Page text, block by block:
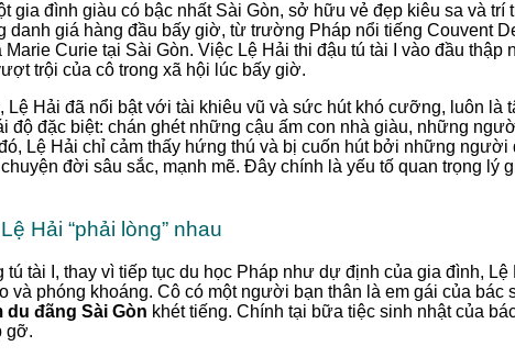
gia đình giàu có bậc nhất Sài Gòn, sở hữu vẻ đẹp kiêu sa và
danh giá hàng đầu bấy giờ, từ trường Pháp nổi tiếng Couvent
Curie tại Sài Gòn. Việc Lệ Hải thi đậu tú tài I vào đầu thập
trội của cô trong xã hội lúc bấy giờ.
Lệ Hải đã nổi bật với tài khiêu vũ và sức hút khó cưỡng, luôn là
độ đặc biệt: chán ghét những cậu ấm con nhà giàu, những
Lệ Hải chỉ cảm thấy hứng thú và bị cuốn hút bởi những người
đời sâu sắc, mạnh mẽ. Đây chính là yếu tố quan trọng lý
Hải “phải lòng” nhau
tài I, thay vì tiếp tục du học Pháp như dự định của gia đình,
và phóng khoáng. Cô có một người bạn thân là em gái của bác
du đãng Sài Gòn khét tiếng. Chính tại bữa tiệc sinh nhật của
gỡ.